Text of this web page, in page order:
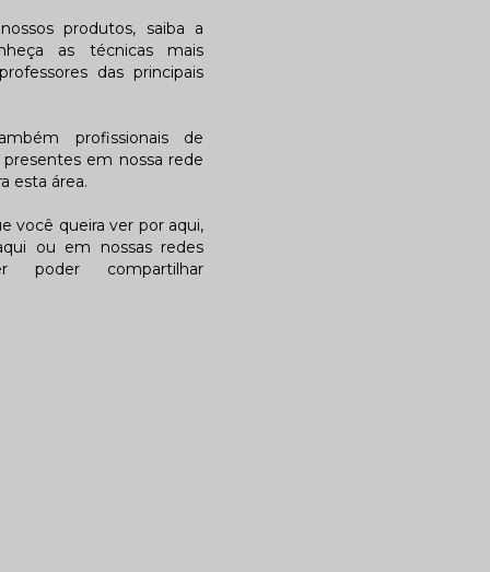
produtos, saiba a
as técnicas mais
das principais
profissionais de
em nossa rede
esta área.
você queira ver por aqui,
ou em nossas redes
poder compartilhar